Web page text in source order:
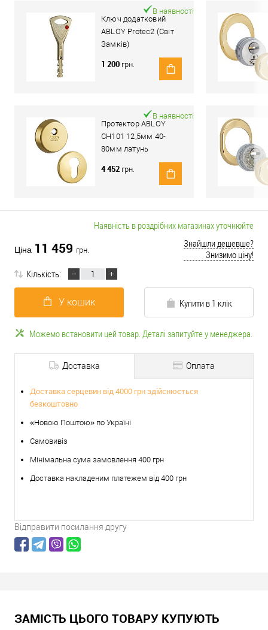
Ключ додатковий
ABLOY Protec2 (Світ
Замків)
В наявності
1 200 грн.
Протектор ABLOY
CH101 12,5мм 40-
80мм латунь
В наявності
4 452 грн.
Наявність в роздрібних магазинах уточнюйте
Ціна 11 459 грн.
Знайшли дешевше?
Знизимо ціну!
Кількість:
У кошик Купити в 1 клік
Можемо встановити цей товар. Деталі запитуйте у менеджера.
Доставка Оплата
Доставка серцевин від 4000 грн здійснюється
безкоштовно
«Новою Поштою» по Україні
Самовивіз
Мінімальна сума замовлення 400 грн
Доставка накладеним платежем від 400 грн
Відправити посилання другу
ЗАМІСТЬ ЦЬОГО ТОВАРУ КУПУЮТЬ